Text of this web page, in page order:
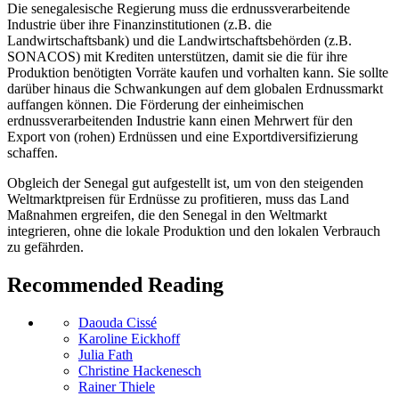
Die senegalesische Regierung muss die erdnussverarbeitende
Industrie über ihre Finanzinstitutionen (z.B. die
Landwirtschaftsbank) und die Landwirtschaftsbehörden (z.B.
SONACOS) mit Krediten unterstützen, damit sie die für ihre
Produktion benötigten Vorräte kaufen und vorhalten kann. Sie sollte
darüber hinaus die Schwankungen auf dem globalen Erdnussmarkt
auffangen können. Die Förderung der einheimischen
erdnussverarbeitenden Industrie kann einen Mehrwert für den
Export von (rohen) Erdnüssen und eine Exportdiversifizierung
schaffen.
Obgleich der Senegal gut aufgestellt ist, um von den steigenden
Weltmarktpreisen für Erdnüsse zu profitieren, muss das Land
Maßnahmen ergreifen, die den Senegal in den Weltmarkt
integrieren, ohne die lokale Produktion und den lokalen Verbrauch
zu gefährden.
Recommended Reading
Daouda Cissé
Karoline Eickhoff
Julia Fath
Christine Hackenesch
Rainer Thiele